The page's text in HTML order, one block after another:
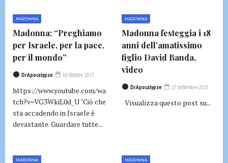
MADONNA
Madonna: “Preghiamo
per Israele, per la pace,
per il mondo”
DrApocalypse 10 Ottobre 2023
https://www.youtube.com/wa
tch?v=VG3WkiL0d_U "Ciò che
sta accadendo in Israele è
devastante. Guardare tutte...
MADONNA
Madonna festeggia i 18
anni dell’amatissimo
figlio David Banda,
video
DrApocalypse 27 Settembre 2023
Visualizza questo post su...
MADONNA MADONNA